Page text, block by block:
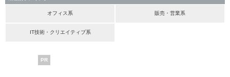
オフィス系 販売・営業系
IT技術・クリエイティブ系
PR